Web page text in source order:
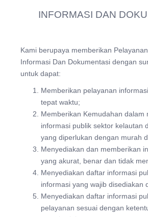
INFORMASI DAN
Kami berupaya memberikan
Informasi Dan Dokumentasi dengan
untuk dapat:
Memberikan pelayanan
tepat waktu;
Memberikan Kemudahan dalam
informasi publik sektor kelautan
yang diperlukan dengan murah
Menyediakan dan memberikan
yang akurat, benar dan tidak
Menyediakan daftar informasi
informasi yang wajib disediakan
Menyediakan daftar informasi
pelayanan sesuai dengan